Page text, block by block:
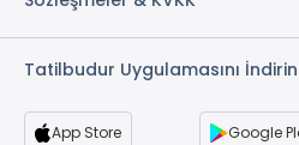
Tatilbudur Uygulamasını İndirin
App Store Google